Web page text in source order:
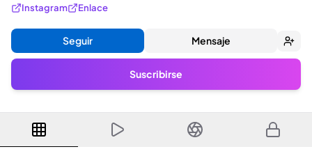
Instagram Enlace
Seguir Mensaje
Suscribirse